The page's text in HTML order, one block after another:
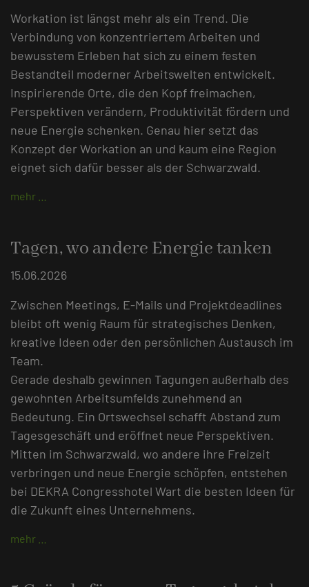
Workation ist längst mehr als ein Trend. Die
Verbindung von konzentriertem Arbeiten und
bewusstem Erleben hat sich zu einem festen
Bestandteil moderner Arbeitswelten entwickelt.
Inspirierende Orte, die den Kopf freimachen,
Perspektiven verändern, Produktivität fördern und
neue Energie schenken. Genau hier setzt das
Konzept der Workation an und kaum eine Region
eignet sich dafür besser als der Schwarzwald.
mehr …
Tagen, wo andere Energie tanken
15.06.2026
Zwischen Meetings, E-Mails und Projektdeadlines
bleibt oft wenig Raum für strategisches Denken,
kreative Ideen oder den persönlichen Austausch im
Team.
Gerade deshalb gewinnen Tagungen außerhalb des
gewohnten Arbeitsumfelds zunehmend an
Bedeutung. Ein Ortswechsel schafft Abstand zum
Tagesgeschäft und eröffnet neue Perspektiven.
Mitten im Schwarzwald, wo andere ihre Freizeit
verbringen und neue Energie schöpfen, entstehen
bei DEKRA Congresshotel Wart die besten Ideen für
die Zukunft eines Unternehmens.
mehr …